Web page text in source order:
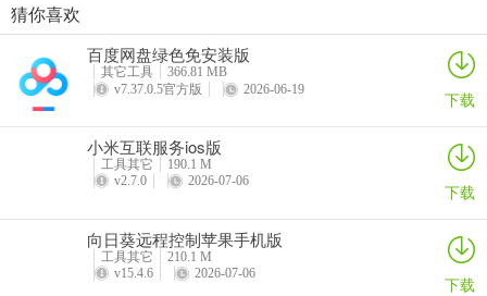
3、连接成功之后就会进行电脑页面进行控制了。
【怎么断开】
1、点击ToDesk控制页面右下角的箭头按钮；
2、出现拓展栏，选择结束远控，弹出确认框，确认之后就可以断开
MT管理器苹果版
详情
海康智存苹果版
详情
迅雷浏览器苹果版
海豚加速器苹果版
猜你喜欢
百度网盘绿色免安装版
其它工具
366.81 MB
v7.37.0.5官方版
2026-06-19 下载
小米互联服务ios版
工具其它
190.1 M
v2.7.0
2026-07-06 下载
向日葵远程控制苹果手机版
工具其它
210.1 M
v15.4.6
2026-07-06 下载